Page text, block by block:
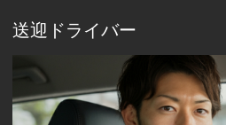
送迎ドライバー